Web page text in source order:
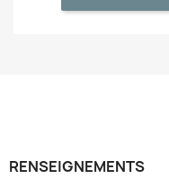
RENSEIGNEMENTS